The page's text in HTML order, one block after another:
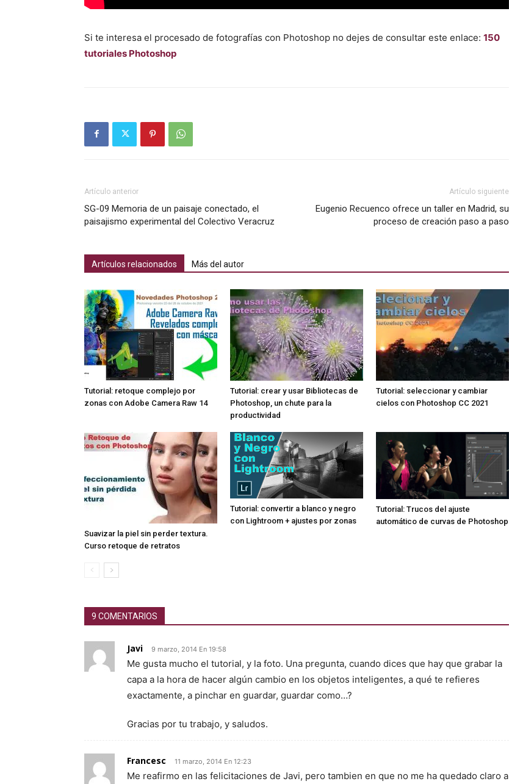
Si te interesa el procesado de fotografías con Photoshop no dejes de consultar este enlace: 150
tutoriales Photoshop
Artículo anterior
SG-09 Memoria de un paisaje conectado, el
paisajismo experimental del Colectivo Veracruz
Artículo siguiente
Eugenio Recuenco ofrece un taller en Madrid, su
proceso de creación paso a paso
Artículos relacionados Más del autor
Tutorial: retoque complejo por
zonas con Adobe Camera Raw 14
Tutorial: crear y usar Bibliotecas de
Photoshop, un chute para la
productividad
Tutorial: seleccionar y cambiar
cielos con Photoshop CC 2021
Suavizar la piel sin perder textura.
Curso retoque de retratos
Tutorial: convertir a blanco y negro
con Lightroom + ajustes por zonas
Tutorial: Trucos del ajuste
automático de curvas de Photoshop
9 COMENTARIOS
Javi 9 marzo, 2014 En 19:58
Me gusta mucho el tutorial, y la foto. Una pregunta, cuando dices que hay que grabar la
capa a la hora de hacer algún cambio en los objetos inteligentes, a qué te refieres
exactamente, a pinchar en guardar, guardar como…?
Gracias por tu trabajo, y saludos.
Francesc 11 marzo, 2014 En 12:23
Me reafirmo en las felicitaciones de Javi, pero tambien en que no me ha quedado claro a